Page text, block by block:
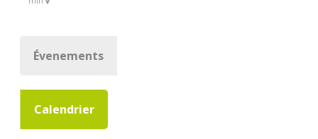
Évenements
Calendrier